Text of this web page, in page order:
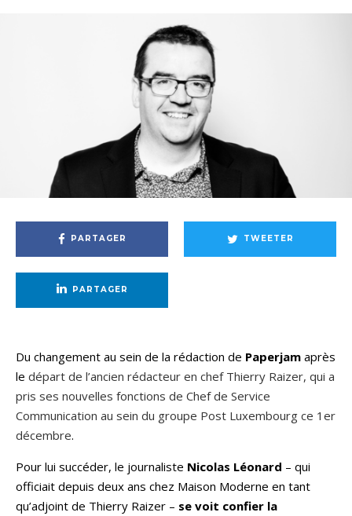
PARTAGER TWEETER
PARTAGER
Du changement au sein de la rédaction de Paperjam après
le départ de l’ancien rédacteur en chef Thierry Raizer, qui a
pris ses nouvelles fonctions de Chef de Service
Communication au sein du groupe Post Luxembourg ce 1er
décembre.
Pour lui succéder, le journaliste Nicolas Léonard – qui
officiait depuis deux ans chez Maison Moderne en tant
qu’adjoint de Thierry Raizer – se voit confier la